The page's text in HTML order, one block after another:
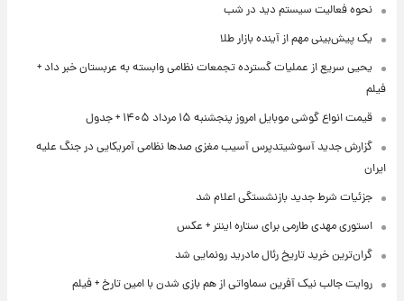
نحوه فعالیت سیستم دید در شب
یک پیش‌بینی مهم از آینده بازار طلا
یحیی سریع از عملیات گسترده تجمعات نظامی وابسته به عربستان خبر داد +
فیلم
قیمت انواع گوشی موبایل امروز پنجشنبه ۱۵ مرداد ۱۴۰۵ + جدول
گزارش جدید آسوشیتدپرس آسیب مغزی صدها نظامی آمریکایی در جنگ علیه
ایران
جزئیات شرط جدید بازنشستگی اعلام شد
استوری مهدی طارمی برای ستاره اینتر + عکس
گران‌ترین خرید تاریخ رئال مادرید رونمایی شد
روایت جالب نیک آفرین سماواتی از هم بازی شدن با امین تارخ + فیلم